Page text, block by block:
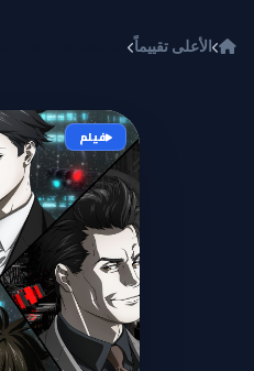
الأعلى تقييماً
فيلم